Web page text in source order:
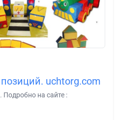
uchtorg.com
на сайте :